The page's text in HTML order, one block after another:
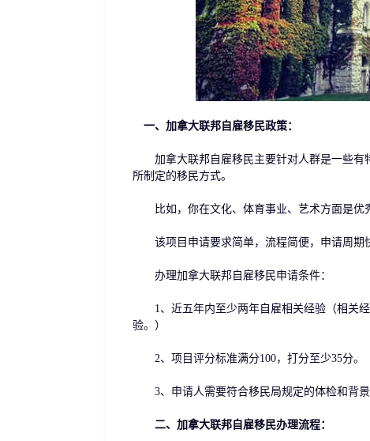
一、加拿大联邦自雇移民政策：
加拿大联邦自雇移民主要针对人群是一些有
所制定的移民方式。
比如，你在文化、体育事业、艺术方面是优
该项目申请要求简单，流程简便，申请周期
办理加拿大联邦自雇移民申请条件：
1、近五年内至少两年自雇相关经验（相关经
验。）
2、项目评分标准满分100，打分至少35分。
3、申请人需要符合移民局规定的体检和背景
二、加拿大联邦自雇移民办理流程：